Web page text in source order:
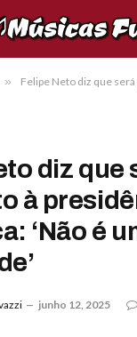
» Felipe Neto diz que será pré-candidato à
diz que
à
‘Não é
junho 12, 2025